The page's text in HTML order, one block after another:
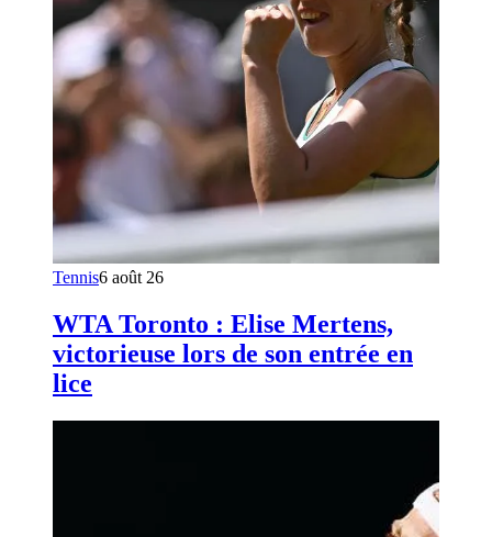
Tennis6 août 26
WTA Toronto : Elise Mertens,
victorieuse lors de son entrée en
lice